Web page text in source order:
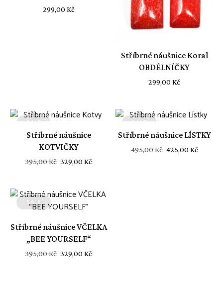
299,00 Kč
Stříbrné náušnice Koral
OBDÉLNÍČKY
299,00Kč
SALE
Stříbrné náušnice
KOTVIČKY
395,00Kč Původní
395,00 Kč.
329,00KčAktuální
329,00 Kč.
SALE
Stříbrné náušnice LÍSTKY
495,00Kč Původní
425,00 Kč
SALE
Stříbrné náušnice VČELKA
„BEE YOURSELF“
395,00Kč Původní
329,00KčAktuální